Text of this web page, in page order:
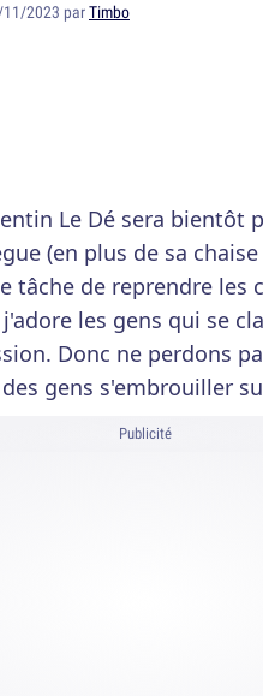
11/2023 parTimbo
Le Dé sera bientôt
(en plus de sa
tâche de reprendre les
les gens qui se
Donc ne perdons
gens s'embrouiller
Publicité